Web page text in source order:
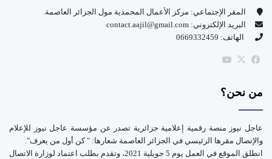
و
ك
المقر الإجتماعي: مركز الأعمال المحمدية مول الجزائر العاصمة.
البريد الإلكتروني: contact.aajil@gmail.com
الهاتف: 0669332459
فيسبوك
‫X
من نحن؟
عاجل نيوز منصة رقمية إعلامية جزائرية تصدر عن مؤسسة عاجل نيوز للإعلام
والإتصال مقرها الرئيسي في الجزائر العاصمة شعارها: " كن أول من يعرف".
انطلق الموقع في العمل يوم 5 جويلية 2021، وتقدم بطلب اعتماد لوزارة الاتصال